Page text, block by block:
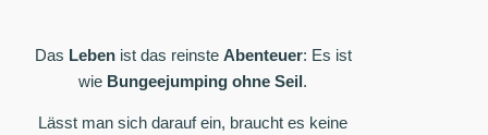
Das Lebenist das reinste Abenteuer: Es ist
wie Bungeejumping ohne Seil.
Lässt man sich darauf ein, braucht es keine